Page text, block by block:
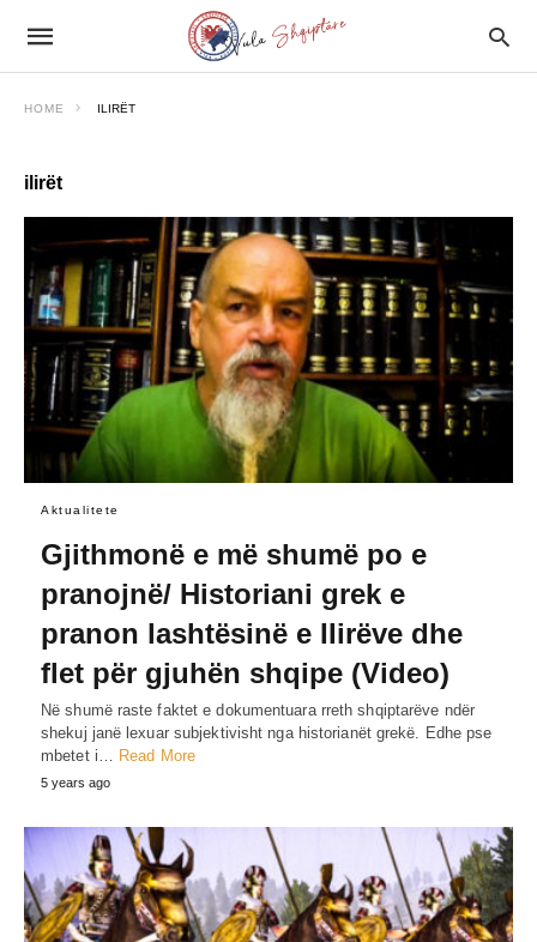
HOME ILIRËT
ilirët
Aktualitete
Gjithmonë e më shumë po e
pranojnë/ Historiani grek e
pranon lashtësinë e IIirëve dhe
flet për gjuhën shqipe (Video)
Në shumë raste faktet e dokumentuara rreth shqiptarëve ndër
shekuj janë lexuar subjektivisht nga historianët grekë. Edhe pse
mbetet i… Read More
5 years ago